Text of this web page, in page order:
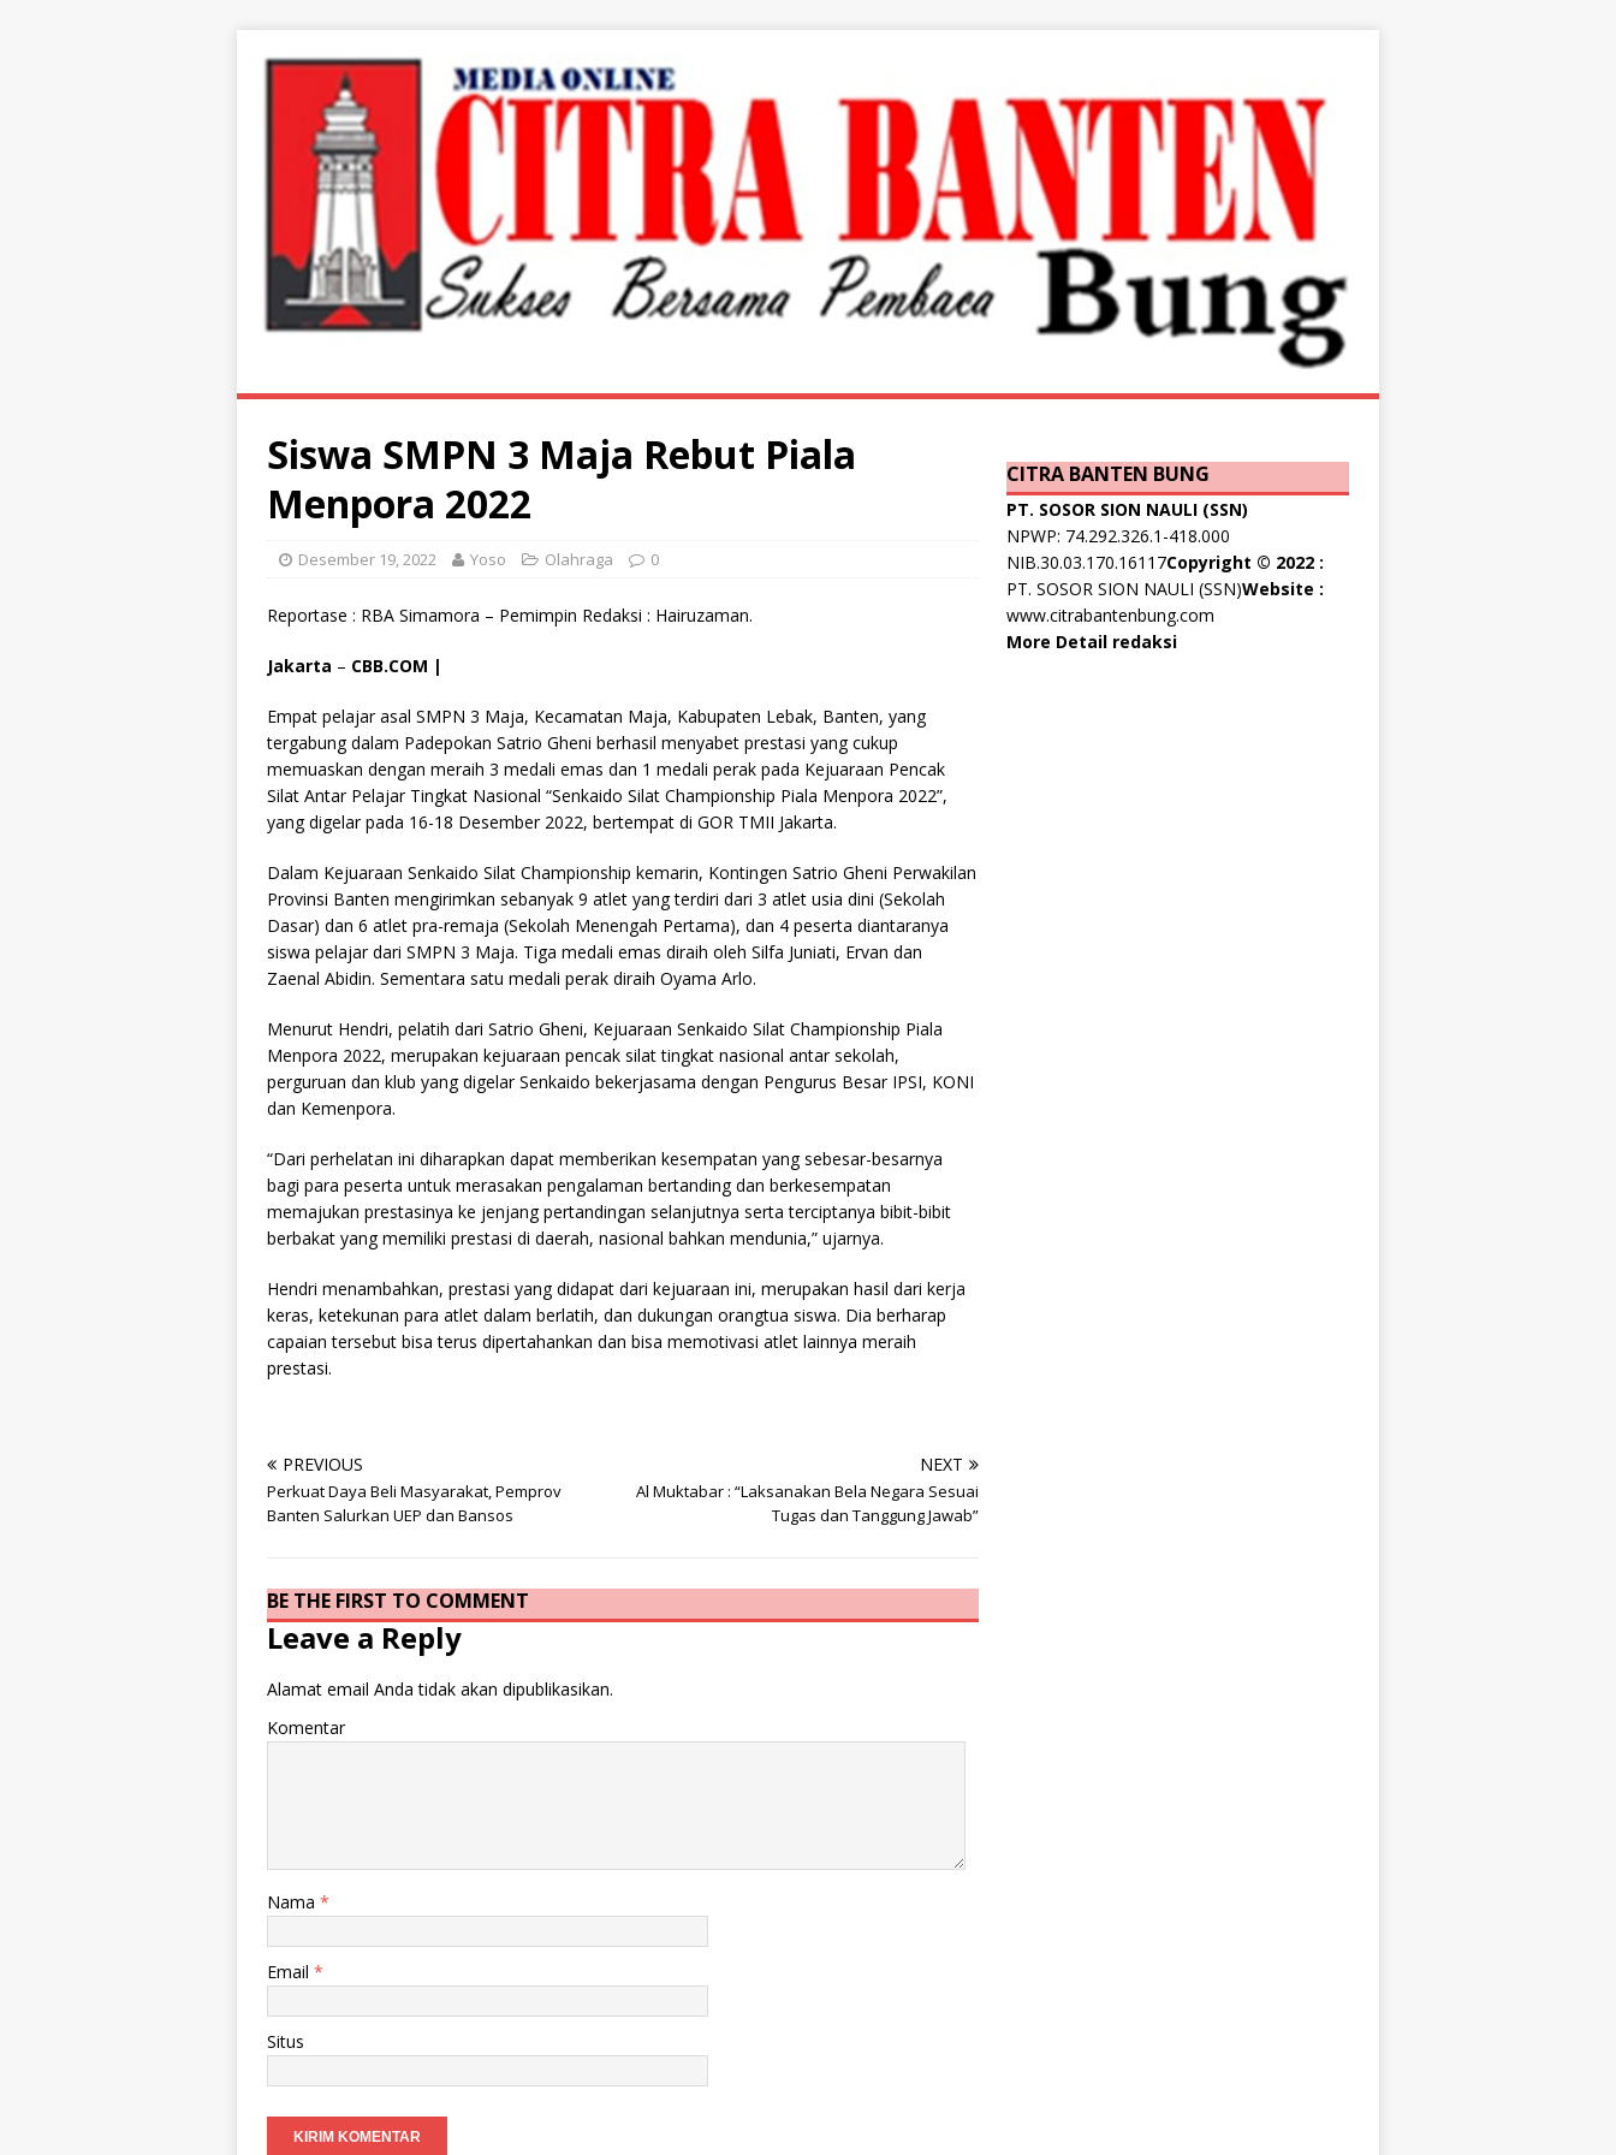
Siswa SMPN 3 Maja Rebut Piala
Menpora 2022
Desember 19, 2022 Yoso Olahraga 0
Reportase : RBA Simamora – Pemimpin Redaksi : Hairuzaman.
Jakarta – CBB.COM |
Empat pelajar asal SMPN 3 Maja, Kecamatan Maja, Kabupaten Lebak, Banten, yang
tergabung dalam Padepokan Satrio Gheni berhasil menyabet prestasi yang cukup
memuaskan dengan meraih 3 medali emas dan 1 medali perak pada Kejuaraan Pencak
Silat Antar Pelajar Tingkat Nasional “Senkaido Silat Championship Piala Menpora 2022”,
yang digelar pada 16-18 Desember 2022, bertempat di GOR TMII Jakarta.
Dalam Kejuaraan Senkaido Silat Championship kemarin, Kontingen Satrio Gheni Perwakilan
Provinsi Banten mengirimkan sebanyak 9 atlet yang terdiri dari 3 atlet usia dini (Sekolah
Dasar) dan 6 atlet pra-remaja (Sekolah Menengah Pertama), dan 4 peserta diantaranya
siswa pelajar dari SMPN 3 Maja. Tiga medali emas diraih oleh Silfa Juniati, Ervan dan
Zaenal Abidin. Sementara satu medali perak diraih Oyama Arlo.
Menurut Hendri, pelatih dari Satrio Gheni, Kejuaraan Senkaido Silat Championship Piala
Menpora 2022, merupakan kejuaraan pencak silat tingkat nasional antar sekolah,
perguruan dan klub yang digelar Senkaido bekerjasama dengan Pengurus Besar IPSI, KONI
dan Kemenpora.
“Dari perhelatan ini diharapkan dapat memberikan kesempatan yang sebesar-besarnya
bagi para peserta untuk merasakan pengalaman bertanding dan berkesempatan
memajukan prestasinya ke jenjang pertandingan selanjutnya serta terciptanya bibit-bibit
berbakat yang memiliki prestasi di daerah, nasional bahkan mendunia,” ujarnya.
Hendri menambahkan, prestasi yang didapat dari kejuaraan ini, merupakan hasil dari kerja
keras, ketekunan para atlet dalam berlatih, dan dukungan orangtua siswa. Dia berharap
capaian tersebut bisa terus dipertahankan dan bisa memotivasi atlet lainnya meraih
prestasi.
PREVIOUS
Perkuat Daya Beli Masyarakat, Pemprov
Banten Salurkan UEP dan Bansos
NEXT
Al Muktabar : “Laksanakan Bela Negara Sesuai
Tugas dan Tanggung Jawab”
BE THE FIRST TO COMMENT
Leave a Reply
Alamat email Anda tidak akan dipublikasikan.
Komentar
Nama *
Email *
Situs
CITRA BANTEN BUNG
PT. SOSOR SION NAULI (SSN)
NPWP: 74.292.326.1-418.000
NIB.30.03.170.16117Copyright © 2022 :
PT. SOSOR SION NAULI (SSN)Website :
www.citrabantenbung.com
More Detail redaksi